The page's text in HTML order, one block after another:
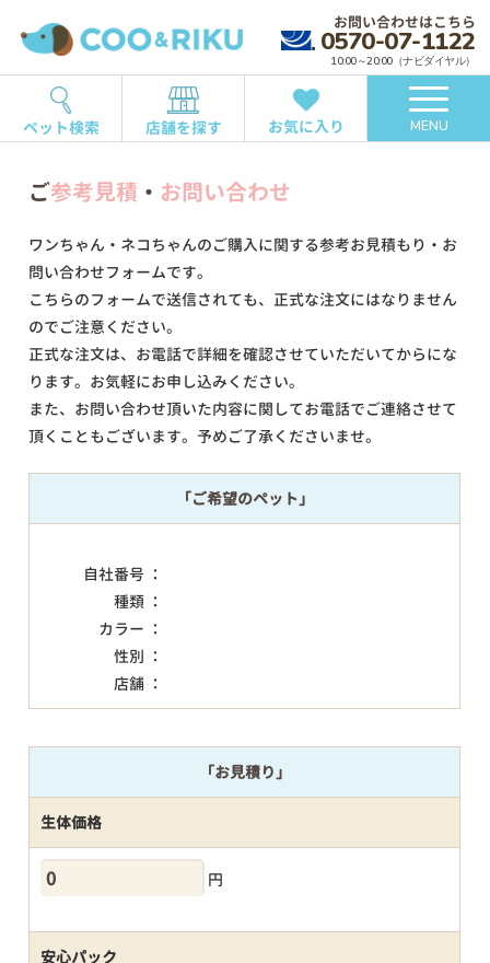
お問い合わせはこちら
0570-07-1122
10:00～20:00（ナビダイヤル）
ペット検索 店舗を探す お気に入り MENU
ご参考見積 ・ お問い合わせ
ワンちゃん・ネコちゃんのご購入に関する参考お見積もり・お
問い合わせフォームです。
こちらのフォームで送信されても、正式な注文にはなりません
のでご注意ください。
正式な注文は、お電話で詳細を確認させていただいてからにな
ります。お気軽にお申し込みください。
また、お問い合わせ頂いた内容に関してお電話でご連絡させて
頂くこともございます。予めご了承くださいませ。
「ご希望のペット」
自社番号 ：
種類 ：
カラー ：
性別 ：
店舗 ：
「お見積り」
生体価格
円
安心パック